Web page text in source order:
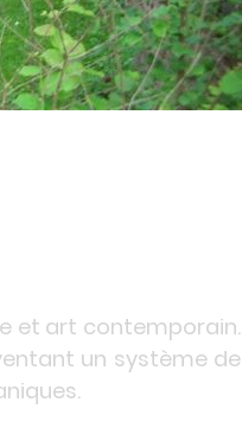
et art contemporain.
un système de